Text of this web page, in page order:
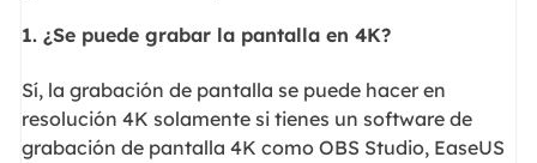
1. ¿Se puede grabar la pantalla en 4K?
Sí, la grabación de pantalla se puede hacer en
resolución 4K solamente si tienes un software de
grabación de pantalla 4K como OBS Studio, EaseUS